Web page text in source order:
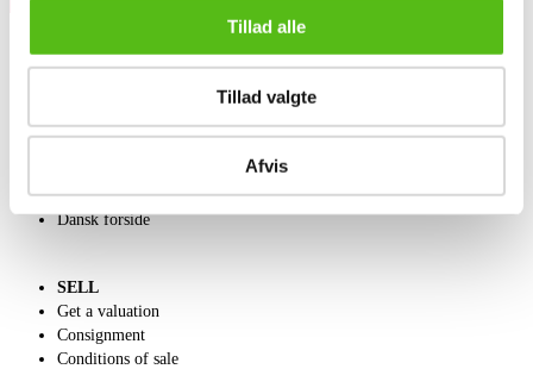
Tillad alle
Tillad valgte
Afvis
Frederik Næblerød: Figurative Composition, 2020. Watercolor.
Contact and Opening Hours
Classic Auction
Dansk forside
SELL
Get a valuation
Consignment
Conditions of sale